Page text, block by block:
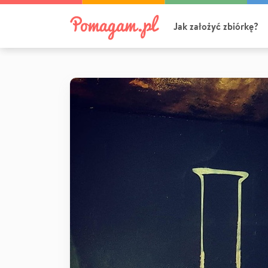
Jak założyć zbiórkę?